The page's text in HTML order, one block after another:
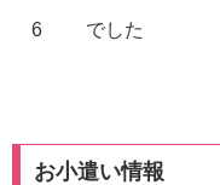
6 でした
お小遣い情報